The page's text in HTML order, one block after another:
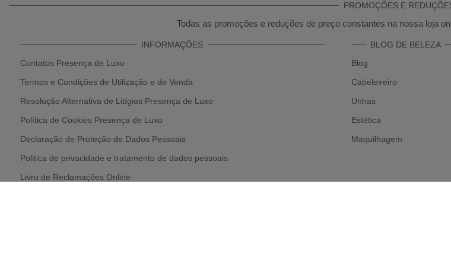
PROMOÇÕES E
Todas as promoções e reduções de preço constantes na nossa loja
INFORMAÇÕES
Contatos Presença de Luxo
Termos e Condições de Utilização e de Venda
Resolução Alternativa de Litígios Presença de Luxo
Política de Cookies Presença de Luxo
Declaração de Proteção de Dados Pessoais
Politica de privacidade e tratamento de dados pessoais
Livro de Reclamações Online
BLOG DE BELEZA
Blog
Cabeleireiro
Unhas
Estética
Maquilhagem